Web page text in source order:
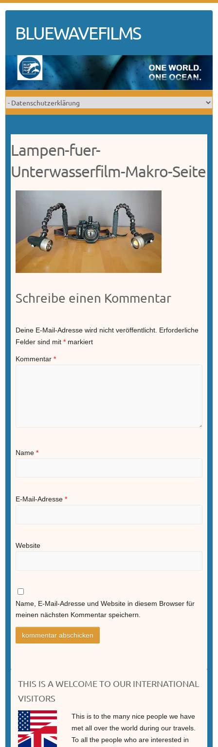
contentBLUEWAVEFILMS
Lampen-fuer-
Unterwasserfilm-Makro-Seite
Schreibe einen Kommentar
Deine E-Mail-Adresse wird nicht veröffentlicht. Erforderliche
Felder sind mit *markiert
Kommentar *
Name *
E-Mail-Adresse *
Website
Name, E-Mail-Adresse und Website in diesem Browser für
meinen nächsten Kommentar speichern.
THIS IS A WELCOME TO OUR INTERNATIONAL
VISITORS
This is to the many nice people we have
met all over the world during our travels.
To all the people who are interested in